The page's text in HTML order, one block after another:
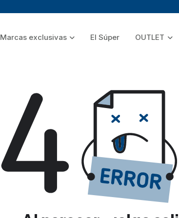
Marcas exclusivas El Súper OUTLET